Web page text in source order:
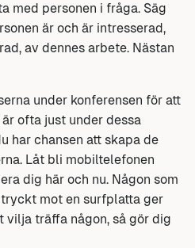
med personen i fråga. Säg
är och är intresserad,
av dennes arbete. Nästan
under konferensen för att
ofta just under dessa
har chansen att skapa de
Låt bli mobiltelefonen
dig här och nu. Någon som
mot en surfplatta ger
träffa någon, så gör dig